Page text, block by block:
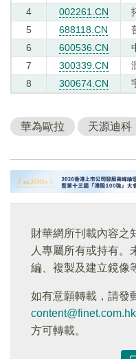
4
002261.CN
5
688118.CN
6
600536.CN
7
300339.CN
8
300674.CN
華為歐拉 天源迪科
財華網所刊載內容之
人專屬所有或持有。
編、複製及建立鏡像
如有意願轉載，請發
content@finet.com.hk
方可轉載。